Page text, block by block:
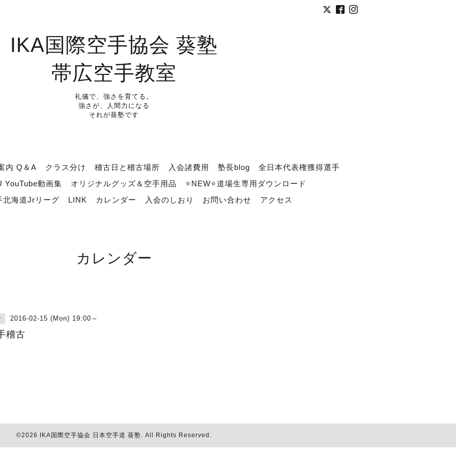
IKA国際空手協会 葵塾
帯広空手教室
礼儀で、強さを育てる。
強さが、人間力になる
それが葵塾です
内 Q＆A クラス分け 稽古日と稽古場所 入会諸費用 塾長blog
全日本代表権獲得選手
YouTube動画集
オリジナルグッズ＆空手用品
⭐NEW⭐道場生専用ダウンロード
北海道Jrリーグ
LINK カレンダー 入会のしおり お問い合わせ アクセス
カレンダー
2016-02-15 (Mon) 19:00～
稽古
©2026 IKA国際空手協会 日本空手道 葵塾. All Rights Reserved.